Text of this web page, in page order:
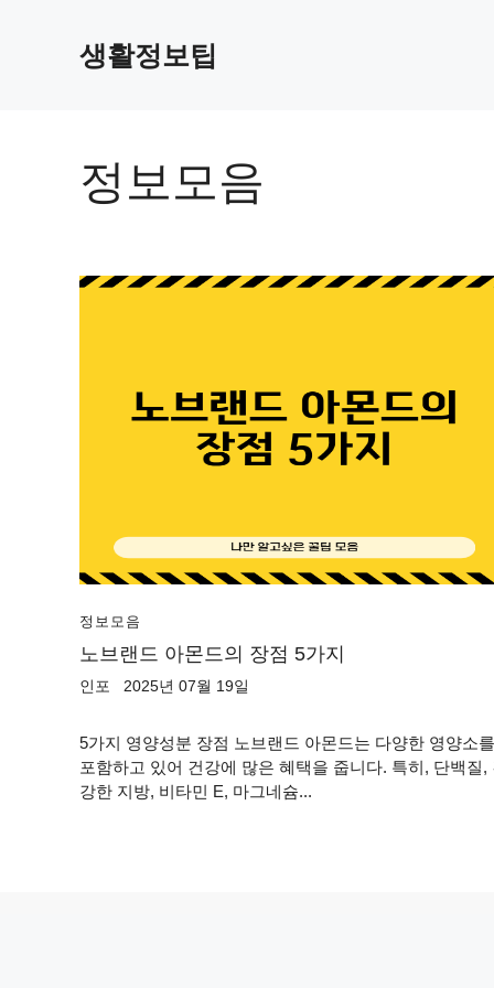
생활정보팁
정보모음
정보모음
노브랜드 아몬드의 장점 5가지
인포 2025년 07월 19일
5가지 영양성분 장점 노브랜드 아몬드는 다양한 영양소를
포함하고 있어 건강에 많은 혜택을 줍니다. 특히, 단백질,
강한 지방, 비타민 E, 마그네슘...